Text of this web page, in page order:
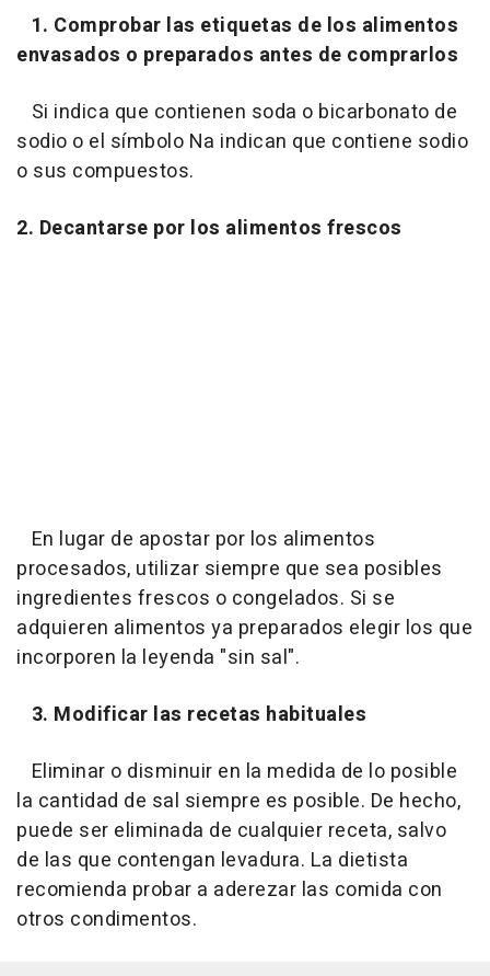
1. Comprobar las etiquetas de los alimentos
envasados o preparados antes de comprarlos
Si indica que contienen soda o bicarbonato de
sodio o el símbolo Na indican que contiene sodio
o sus compuestos.
2. Decantarse por los alimentos frescos
En lugar de apostar por los alimentos
procesados, utilizar siempre que sea posibles
ingredientes frescos o congelados. Si se
adquieren alimentos ya preparados elegir los que
incorporen la leyenda "sin sal".
3. Modificar las recetas habituales
Eliminar o disminuir en la medida de lo posible
la cantidad de sal siempre es posible. De hecho,
puede ser eliminada de cualquier receta, salvo
de las que contengan levadura. La dietista
recomienda probar a aderezar las comida con
otros condimentos.